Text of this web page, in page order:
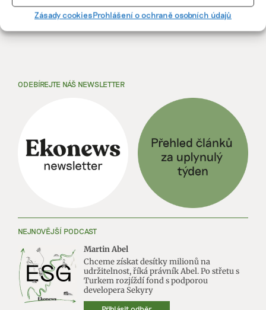
Zásady cookiesProhlášení o ochraně osobních údajů
9
10 ··· 27 Další
ODEBÍREJTE NÁŠ NEWSLETTER
NEJNOVĚJŠÍ PODCAST
Martin Abel
Chceme získat desítky milionů na
udržitelnost, říká právník Abel. Po střetu s
Turkem rozjíždí fond s podporou
developera Sekyry